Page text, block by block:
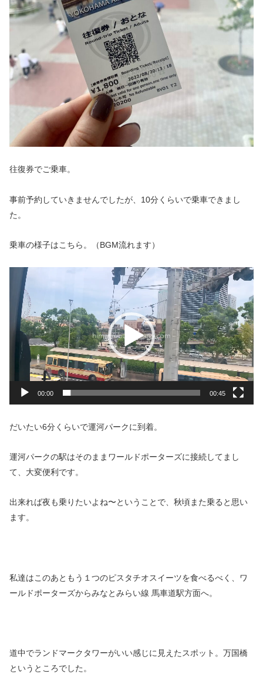
往復券でご乗車。
事前予約していきませんでしたが、10分くらいで乗車できまし
た。
乗車の様子はこちら。（BGM流れます）
ー
00:00 00:45
だいたい6分くらいで運河パークに到着。
運河パークの駅はそのままワールドポーターズに接続してまし
て、大変便利です。
出来れば夜も乗りたいよね〜ということで、秋頃また乗ると思い
ます。
私達はこのあともう１つのピスタチオスイーツを食べるべく、ワ
ールドポーターズからみなとみらい線 馬車道駅方面へ。
道中でランドマークタワーがいい感じに見えたスポット。万国橋
というところでした。